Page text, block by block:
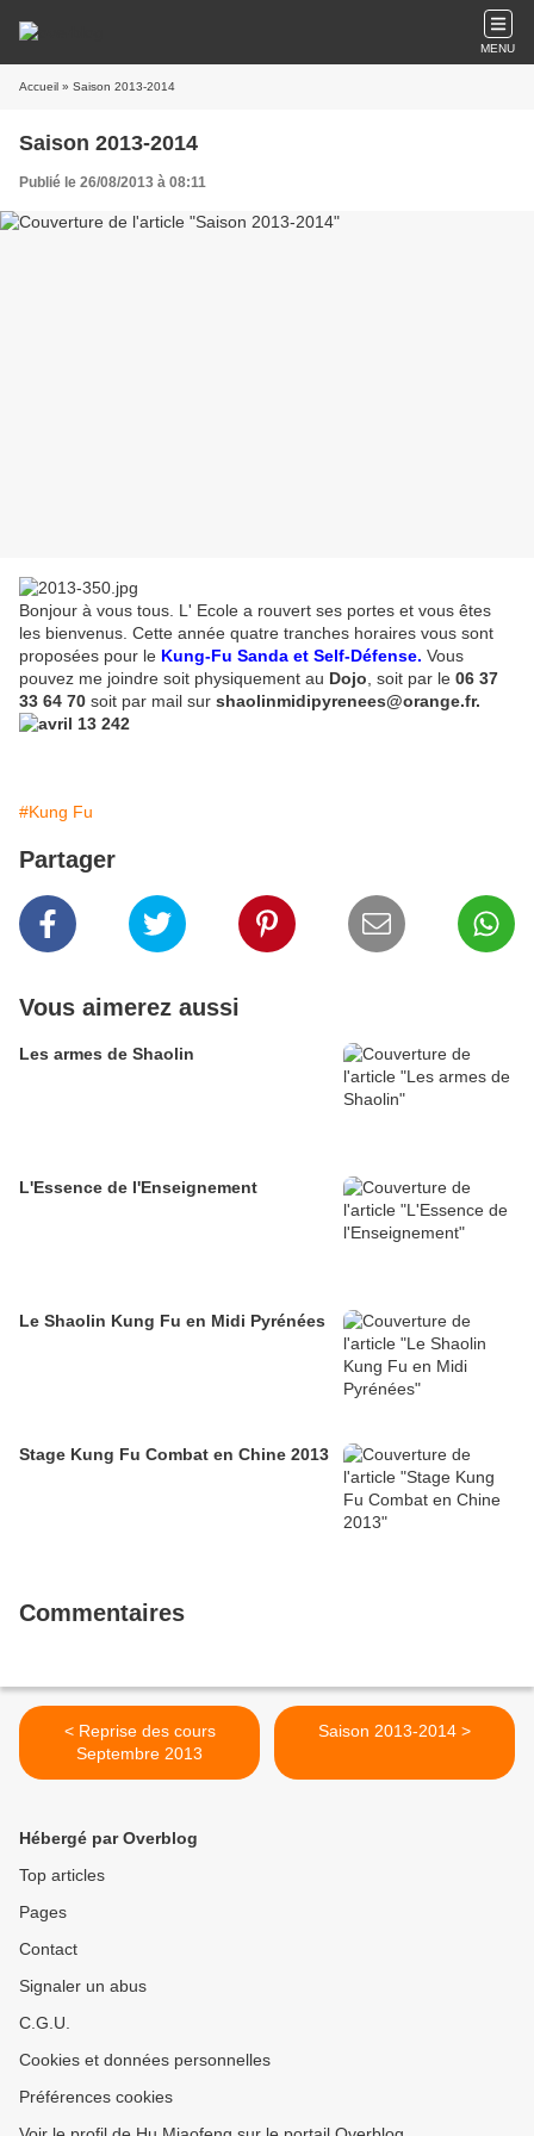
MENU
Accueil » Saison 2013-2014
Saison 2013-2014
Publié le 26/08/2013 à 08:11
Bonjour à vous tous. L' Ecole a rouvert ses portes et vous êtes
les bienvenus. Cette année quatre tranches horaires vous sont
proposées pour le Kung-Fu Sanda et Self-Défense. Vous
pouvez me joindre soit physiquement au Dojo , soit par le 06 37
33 64 70 soit par mail sur shaolinmidipyrenees@orange.fr.
#Kung Fu
Partager
Vous aimerez aussi
Les armes de Shaolin
L'Essence de l'Enseignement
Le Shaolin Kung Fu en Midi Pyrénées
Stage Kung Fu Combat en Chine 2013
Commentaires
< Reprise des cours
Septembre 2013
Saison 2013-2014 >
Hébergé par Overblog
Top articles
Pages
Contact
Signaler un abus
C.G.U.
Cookies et données personnelles
Préférences cookies